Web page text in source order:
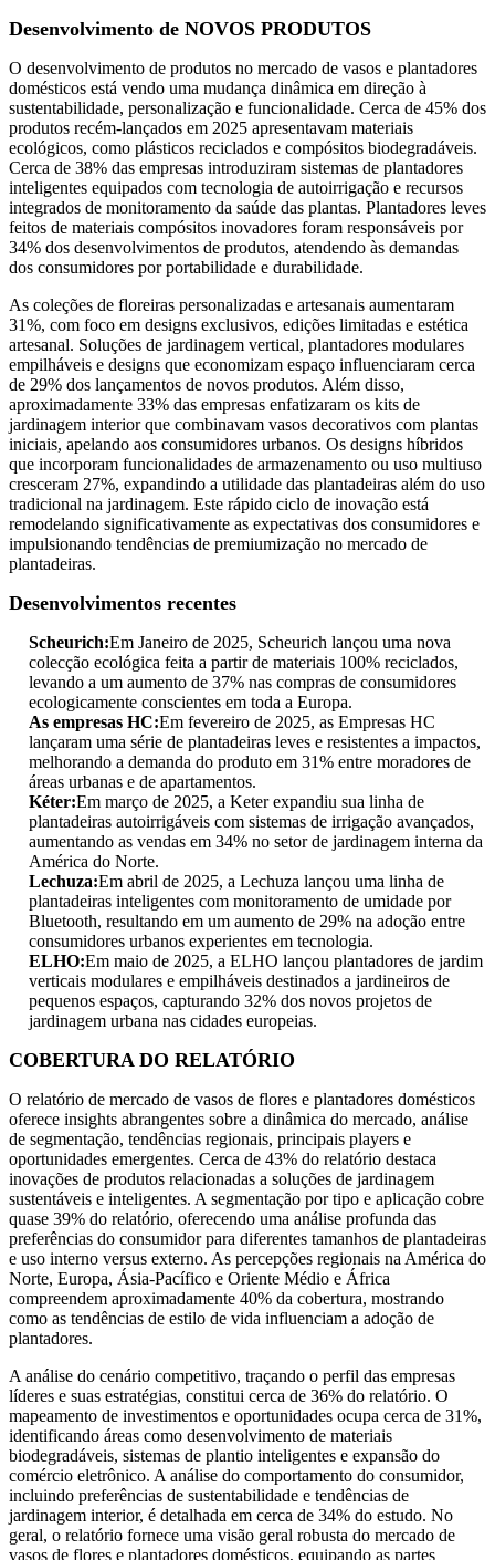
Desenvolvimento de NOVOS PRODUTOS
O desenvolvimento de produtos no mercado de vasos e plantadores
domésticos está vendo uma mudança dinâmica em direção à
sustentabilidade, personalização e funcionalidade. Cerca de 45% dos
produtos recém-lançados em 2025 apresentavam materiais
ecológicos, como plásticos reciclados e compósitos biodegradáveis.
Cerca de 38% das empresas introduziram sistemas de plantadores
inteligentes equipados com tecnologia de autoirrigação e recursos
integrados de monitoramento da saúde das plantas. Plantadores leves
feitos de materiais compósitos inovadores foram responsáveis ​​por
34% dos desenvolvimentos de produtos, atendendo às demandas
dos consumidores por portabilidade e durabilidade.
As coleções de floreiras personalizadas e artesanais aumentaram
31%, com foco em designs exclusivos, edições limitadas e estética
artesanal. Soluções de jardinagem vertical, plantadores modulares
empilháveis ​​e designs que economizam espaço influenciaram cerca
de 29% dos lançamentos de novos produtos. Além disso,
aproximadamente 33% das empresas enfatizaram os kits de
jardinagem interior que combinavam vasos decorativos com plantas
iniciais, apelando aos consumidores urbanos. Os designs híbridos
que incorporam funcionalidades de armazenamento ou uso multiuso
cresceram 27%, expandindo a utilidade das plantadeiras além do uso
tradicional na jardinagem. Este rápido ciclo de inovação está
remodelando significativamente as expectativas dos consumidores e
impulsionando tendências de premiumização no mercado de
plantadeiras.
Desenvolvimentos recentes
Scheurich:Em Janeiro de 2025, Scheurich lançou uma nova
colecção ecológica feita a partir de materiais 100% reciclados,
levando a um aumento de 37% nas compras de consumidores
ecologicamente conscientes em toda a Europa.
As empresas HC:Em fevereiro de 2025, as Empresas HC
lançaram uma série de plantadeiras leves e resistentes a impactos,
melhorando a demanda do produto em 31% entre moradores de
áreas urbanas e de apartamentos.
Kéter:Em março de 2025, a Keter expandiu sua linha de
plantadeiras autoirrigáveis ​​com sistemas de irrigação avançados,
aumentando as vendas em 34% no setor de jardinagem interna da
América do Norte.
Lechuza:Em abril de 2025, a Lechuza lançou uma linha de
plantadeiras inteligentes com monitoramento de umidade por
Bluetooth, resultando em um aumento de 29% na adoção entre
consumidores urbanos experientes em tecnologia.
ELHO:Em maio de 2025, a ELHO lançou plantadores de jardim
verticais modulares e empilháveis ​​destinados a jardineiros de
pequenos espaços, capturando 32% dos novos projetos de
jardinagem urbana nas cidades europeias.
COBERTURA DO RELATÓRIO
O relatório de mercado de vasos de flores e plantadores domésticos
oferece insights abrangentes sobre a dinâmica do mercado, análise
de segmentação, tendências regionais, principais players e
oportunidades emergentes. Cerca de 43% do relatório destaca
inovações de produtos relacionadas a soluções de jardinagem
sustentáveis ​​e inteligentes. A segmentação por tipo e aplicação cobre
quase 39% do relatório, oferecendo uma análise profunda das
preferências do consumidor para diferentes tamanhos de plantadeiras
e uso interno versus externo. As percepções regionais na América do
Norte, Europa, Ásia-Pacífico e Oriente Médio e África
compreendem aproximadamente 40% da cobertura, mostrando
como as tendências de estilo de vida influenciam a adoção de
plantadores.
A análise do cenário competitivo, traçando o perfil das empresas
líderes e suas estratégias, constitui cerca de 36% do relatório. O
mapeamento de investimentos e oportunidades ocupa cerca de 31%,
identificando áreas como desenvolvimento de materiais
biodegradáveis, sistemas de plantio inteligentes e expansão do
comércio eletrônico. A análise do comportamento do consumidor,
incluindo preferências de sustentabilidade e tendências de
jardinagem interior, é detalhada em cerca de 34% do estudo. No
geral, o relatório fornece uma visão geral robusta do mercado de
vasos de flores e plantadores domésticos, equipando as partes